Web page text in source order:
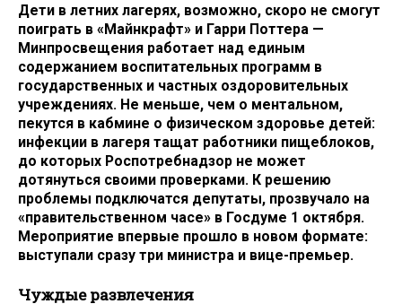
Дети в летних лагерях, возможно, скоро не смогут
поиграть в «Майнкрафт» и Гарри Поттера —
Минпросвещения работает над единым
содержанием воспитательных программ в
государственных и частных оздоровительных
учреждениях. Не меньше, чем о ментальном,
пекутся в кабмине о физическом здоровье детей:
инфекции в лагеря тащат работники пищеблоков,
до которых Роспотребнадзор не может
дотянуться своими проверками. К решению
проблемы подключатся депутаты, прозвучало на
«правительственном часе» в Госдуме 1 октября.
Мероприятие впервые прошло в новом формате:
выступали сразу три министра и вице-премьер.
Чуждые развлечения